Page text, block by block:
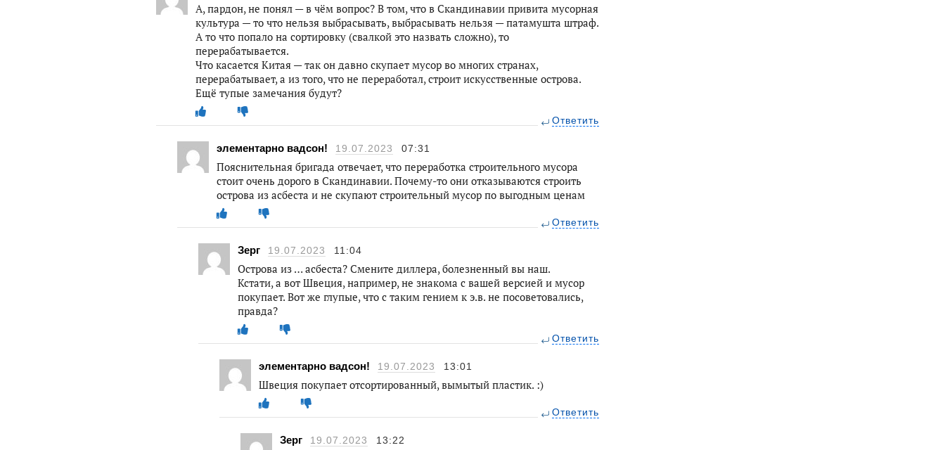
А, пардон, не понял — в чём вопрос? В том, что в Скандинавии привита мусорная
культура — то что нельзя выбрасывать, выбрасывать нельзя — патамушта штраф.
А то что попало на сортировку (свалкой это назвать сложно), то
перерабатывается.
Что касается Китая — так он давно скупает мусор во многих странах,
перерабатывает, а из того, что не переработал, строит искусственные острова.
Ещё тупые замечания будут?
Ответить
элементарно вадсон! 19.07.2023 07:31
Пояснительная бригада отвечает, что переработка строительного мусора
стоит очень дорого в Скандинавии. Почему-то они отказываются строить
острова из асбеста и не скупают строительный мусор по выгодным ценам
Ответить
Зерг 19.07.2023 11:04
Острова из … асбеста? Смените диллера, болезненный вы наш.
Кстати, а вот Швеция, например, не знакома с вашей версией и мусор
покупает. Вот же глупые, что с таким гением к э.в. не посоветовались,
правда?
Ответить
элементарно вадсон! 19.07.2023 13:01
Швеция покупает отсортированный, вымытый пластик. :)
Ответить
Зерг 19.07.2023 13:22